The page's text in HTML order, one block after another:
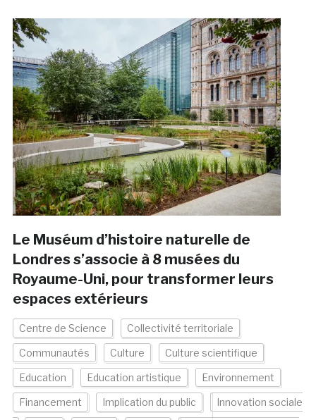
Le Muséum d’histoire naturelle de
Londres s’associe à 8 musées du
Royaume-Uni, pour transformer leurs
espaces extérieurs
Centre de Science Collectivité territoriale
Communautés Culture Culture scientifique
Education Education artistique Environnement
Financement Implication du public Innovation sociale